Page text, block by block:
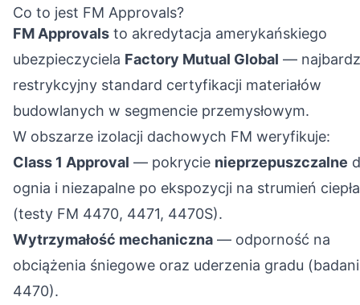
Co to jest FM Approvals?
FM Approvals to akredytacja amerykańskiego
ubezpieczyciela Factory Mutual Global —
restrykcyjny standard certyfikacji materiałów
budowlanych w segmencie przemysłowym.
W obszarze izolacji dachowych FM weryfikuje:
Class 1 Approval — pokrycie nieprzepuszczalne
ognia i niezapalne po ekspozycji na strumień ciepła
(testy FM 4470, 4471, 4470S).
Wytrzymałość mechaniczna — odporność na
obciążenia śniegowe oraz uderzenia gradu
4470).